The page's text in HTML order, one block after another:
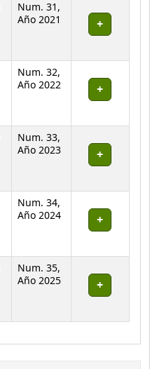
Num. 31,
Año 2021
Num. 32,
Año 2022
Num. 33,
Año 2023
Num. 34,
Año 2024
Num. 35,
Año 2025